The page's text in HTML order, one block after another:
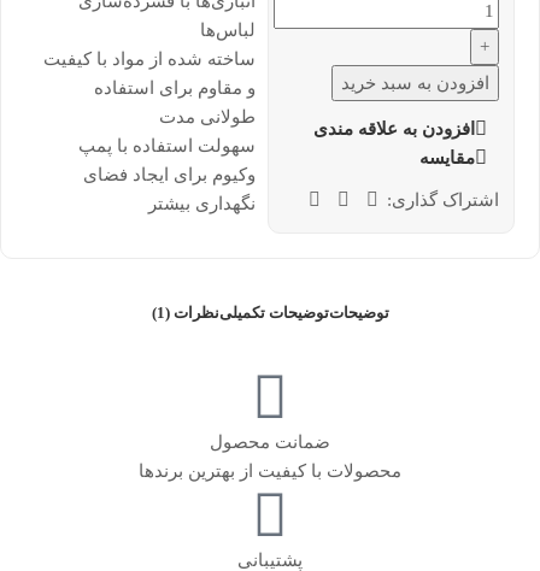
لباس‌ها
ساخته شده از مواد با کیفیت
و مقاوم برای استفاده
طولانی مدت
سهولت استفاده با پمپ
وکیوم برای ایجاد فضای
نگهداری بیشتر
+
افزودن به سبد خرید
افزودن به علاقه مندی
مقایسه
اشتراک گذاری:
توضیحاتتوضیحات تکمیلینظرات (1)
ضمانت محصول
محصولات با کیفیت از بهترین برندها
پشتیبانی